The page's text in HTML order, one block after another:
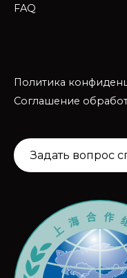
FAQ
Политика
Соглашение
Задать вопрос